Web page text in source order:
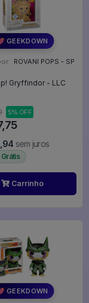
GEEKDOWN
ROVANI POPS - SP
Gryffindor - LLC
5% OFF
sem juros
Carrinho
GEEKDOWN